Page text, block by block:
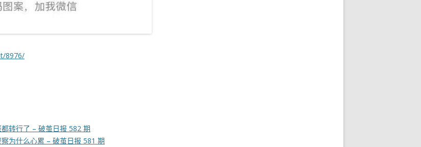
8976/
转行了 – 破茧日报 582 期
为什么心累 – 破茧日报 581 期